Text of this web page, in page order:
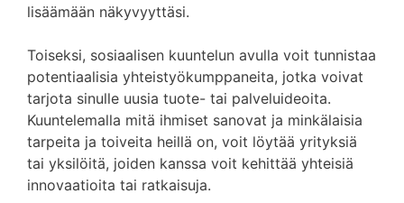
lisäämään näkyvyyttäsi.
Toiseksi, sosiaalisen kuuntelun avulla voit tunnistaa
potentiaalisia yhteistyökumppaneita, jotka voivat
tarjota sinulle uusia tuote- tai palveluideoita.
Kuuntelemalla mitä ihmiset sanovat ja minkälaisia
tarpeita ja toiveita heillä on, voit löytää yrityksiä
tai yksilöitä, joiden kanssa voit kehittää yhteisiä
innovaatioita tai ratkaisuja.